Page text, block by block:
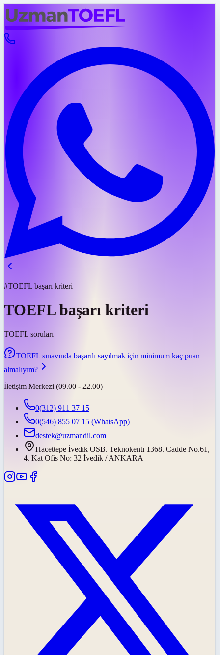
#TOEFL başarı kriteri
TOEFL başarı kriteri
TOEFL soruları
TOEFL sınavında başarılı sayılmak için minimum kaç puan
almalıyım?
İletişim Merkezi (09.00 - 22.00)
0(312) 911 37 15
0(546) 855 07 15 (WhatsApp)
destek@uzmandil.com
Hacettepe İvedik OSB. Teknokenti 1368. Cadde No.61,
4. Kat Ofis No: 32 İvedik / ANKARA